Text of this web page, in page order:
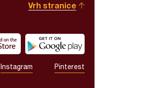
Vrh stranice
Instagram Pinterest